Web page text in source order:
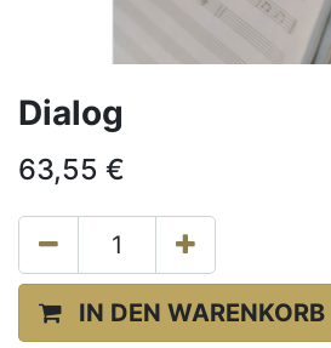
Dialog
63,55 €
IN DEN WARENKORB